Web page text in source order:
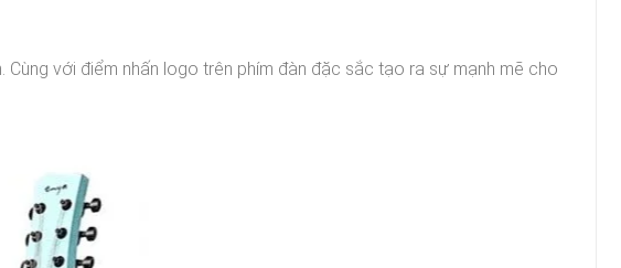
với điểm nhấn logo trên phím đàn đặc sắc tạo ra sự mạnh mẽ cho